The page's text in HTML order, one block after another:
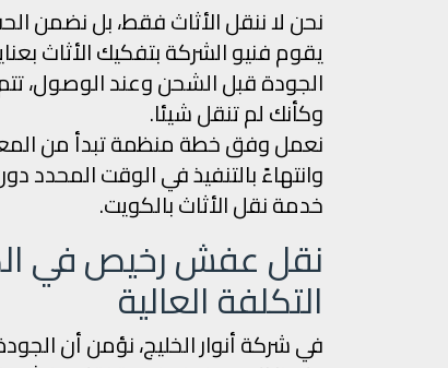
نحن لا ننقل الأثاث فقط، بل نضمن
يقوم فنيو الشركة بتفكيك الأثاث
الجودة قبل الشحن وعند الوصول،
وكأنك لم تنقل شيئا.
نعمل وفق خطة منظمة تبدأ من
وانتهاءً بالتنفيذ في الوقت المحدد
خدمة نقل الأثاث بالكويت.
نقل عفش رخيص في
التكلفة العالية
في شركة أنوار الخليج، نؤمن أن